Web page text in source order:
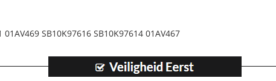
01AV469 SB10K97616 SB10K97614 01AV467